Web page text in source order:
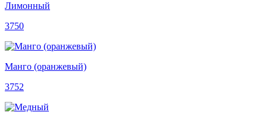
Лимонный
3750
Манго (оранжевый)
3752